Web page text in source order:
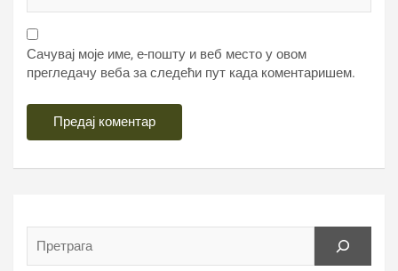
Сачувај моје име, е-пошту и веб место у овом
прегледачу веба за следећи пут када коментаришем.